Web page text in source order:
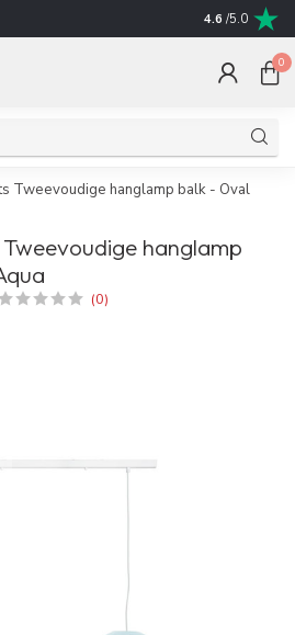
Snelle
4.6 /5.0
0
Tweevoudige hanglamp balk - Oval
hanglamp
(0)